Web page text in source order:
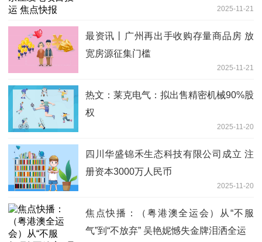
2025-11-21
最资讯丨广州再出手收购存量商品房 放
宽房源征集门槛
2025-11-21
热文：莱克电气：拟出售精密机械90%股
权
2025-11-20
四川华盛锦禾生态科技有限公司成立 注
册资本3000万人民币
2025-11-20
焦点快播：（粤港澳全运会）从“不服
气”到“不放弃” 吴艳妮憾失金牌泪洒全运